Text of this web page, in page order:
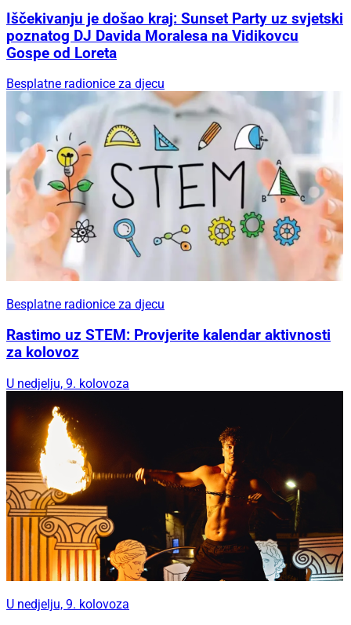
Iščekivanju je došao kraj: Sunset Party uz svjetski
poznatog DJ Davida Moralesa na Vidikovcu
Gospe od Loreta
Besplatne radionice za djecu
Besplatne radionice za djecu
Rastimo uz STEM: Provjerite kalendar aktivnosti
za kolovoz
U nedjelju, 9. kolovoza
U nedjelju, 9. kolovoza